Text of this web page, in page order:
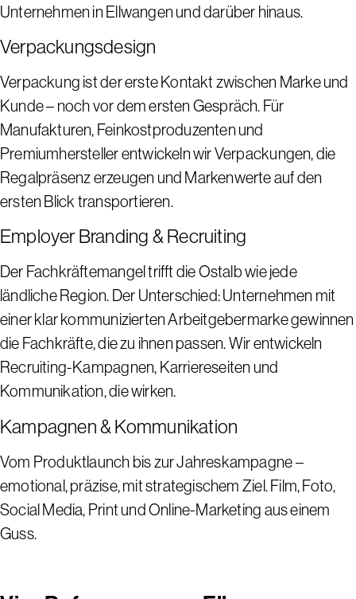
Unternehmen in Ellwangen und darüber hinaus.
Verpackungsdesign
Verpackung ist der erste Kontakt zwischen Marke und
Kunde – noch vor dem ersten Gespräch. Für
Manufakturen, Feinkostproduzenten und
Premiumhersteller entwickeln wir Verpackungen, die
Regalpräsenz erzeugen und Markenwerte auf den
ersten Blick transportieren.
Employer Branding & Recruiting
Der Fachkräftemangel trifft die Ostalb wie jede
ländliche Region. Der Unterschied: Unternehmen mit
einer klar kommunizierten Arbeitgebermarke gewinnen
die Fachkräfte, die zu ihnen passen. Wir entwickeln
Recruiting-Kampagnen, Karriereseiten und
Kommunikation, die wirken.
Kampagnen & Kommunikation
Vom Produktlaunch bis zur Jahreskampagne –
emotional, präzise, mit strategischem Ziel. Film, Foto,
Social Media, Print und Online-Marketing aus einem
Guss.